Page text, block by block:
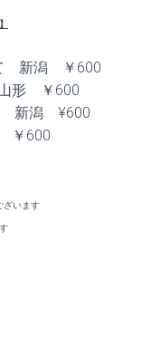
新潟 ￥600
形 ￥600
新潟 ¥600
￥600
ざいます